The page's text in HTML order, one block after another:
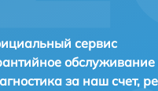
сервис
обслуживание
за наш счет,